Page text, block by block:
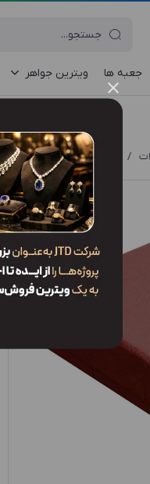
جعبه‌ ها ویترین جواهر
/ جعبه مدال MM1 YRX2